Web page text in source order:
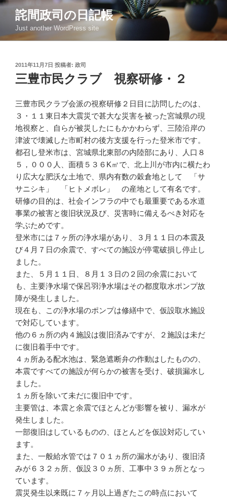
コ
ン
詫間政司の日記帳
Just another WordPress site
投
稿
日:
2011年11月7日 投稿者: 政司
三豊市民クラブ 視察研修・２
三豊市民クラブ会派の視察研修２日目に訪問したのは、
３・１１東日本大震災で甚大な災害を被った宮城県の現
地視察と、自らが被災したにもかかわらず、三陸沿岸の
津波で壊滅した市町村の後方支援を行った登米市です。
都召し登米市は、宮城県北東部の内陸部にあり、人口８
５，０００人、面積５３６K㎡で、北上川が市内に横たわ
り広大な肥沃な土地で、県内有数の穀倉地として 「サ
サニシキ」 「ヒトメボレ」 の産地として有名です。
研修の目的は、社会インフラの中でも最重要である水道
事業の被害と復旧状況及び、災害時に備えるべき対応を
学ぶためです。
登米市には７ヶ所の浄水場があり、３月１１日の本震及
び４月７日の余震で、すべての施設が停電破損し停止し
ました。
また、５月１１日、８月１３日の２回の余震において
も、主要浄水場で保呂羽浄水場はその都度取水ポンプ故
障が発生しました。
現在も、この浄水場のポンプは修繕中で、仮設取水施設
で対応しています。
他の６ヵ所の内４施設は復旧済みですが、２施設は未だ
に復旧着手中です。
４ヵ所ある配水池は、緊急遮断弁の作動はしたものの、
本震ですべての施設が何らかの被害を受け、破損漏水し
ました。
１ヵ所を除いて未だに復旧中です。
主要管は、本震と余震でほとんどが影響を被り、漏水が
発生しました。
一部復旧はしているものの、ほとんどを仮設対応してい
ます。
また、一般給水管では７０１ヵ所の漏水があり、復旧済
みが６３２ヵ所、仮設３０ヵ所、工事中３９ヵ所となっ
ています。
震災発生以来既に７ヶ月以上過ぎたこの時点において